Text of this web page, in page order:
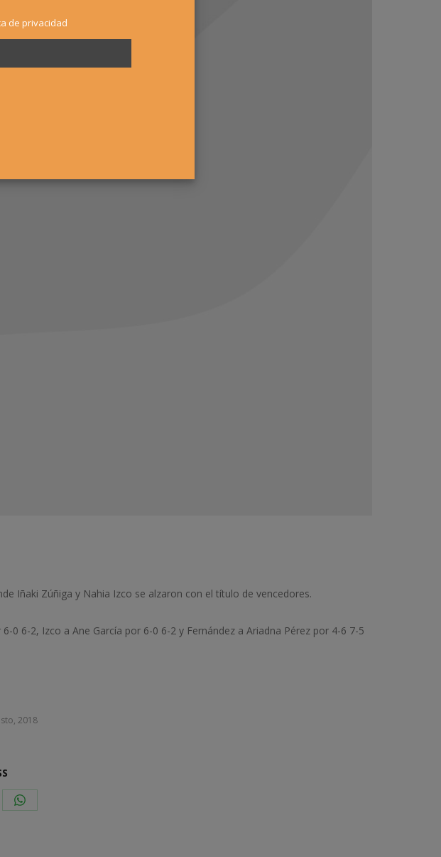
Iñaki Zúñiga y Nahia Izco se alzaron con el título de vencedores.
0 6-2, Izco a Ane García por 6-0 6-2 y Fernández a Ariadna Pérez por 4-6 7-5
2018
Share
de privacidad